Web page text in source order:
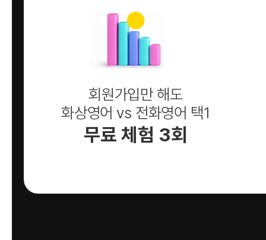
회원가입만 해도
화상영어 vs 전화영어 택1
무료 체험 3회